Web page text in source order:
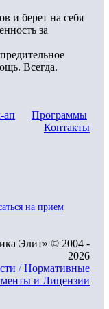
и берет на себя
за
Всегда.
ап
Программы
Контакты
на прием
Элит» © 2004 -
2026
/Нормативные
и Лицензии